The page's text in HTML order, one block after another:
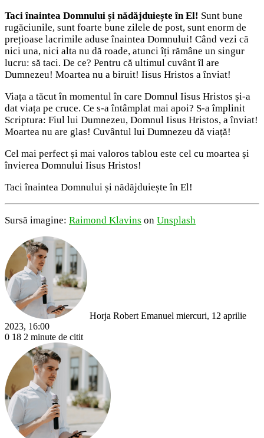
Taci înaintea Domnului și nădăjduiește în El! Sunt bune
rugăciunile, sunt foarte bune zilele de post, sunt enorm de
prețioase lacrimile aduse înaintea Domnului! Când vezi că
nici una, nici alta nu dă roade, atunci îți rămâne un singur
lucru: să taci. De ce? Pentru că ultimul cuvânt îl are
Dumnezeu! Moartea nu a biruit! Iisus Hristos a înviat!
Viața a tăcut în momentul în care Domnul Iisus Hristos și-a
dat viața pe cruce. Ce s-a întâmplat mai apoi? S-a împlinit
Scriptura: Fiul lui Dumnezeu, Domnul Iisus Hristos, a înviat!
Moartea nu are glas! Cuvântul lui Dumnezeu dă viață!
Cel mai perfect și mai valoros tablou este cel cu moartea și
învierea Domnului Iisus Hristos!
Taci înaintea Domnului și nădăjduiește în El!
Sursă imagine: Raimond Klavins on Unsplash
Horja Robert Emanuel miercuri, 12 aprilie
2023, 16:00
0 18 2 minute de citit